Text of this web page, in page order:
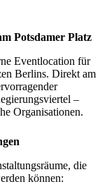
Potsdamer Platz
Eventlocation für
Berlins. Direkt am
–
Organisationen.
die
können: